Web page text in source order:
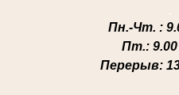
Пн.-Чт. :
Пт.:
Перерыв: